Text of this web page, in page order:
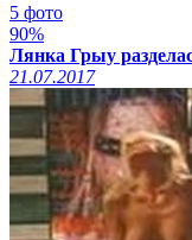
5 фото
90%
Лянка Грыу
21.07.2017